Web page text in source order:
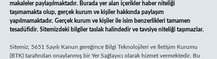
makaleler paylaşılmaktadır. Burada yer alan içerikler haber niteliği
taşımamakta olup, gerçek kurum ve kişiler hakkında paylaşım
yapılmamaktadır. Gerçek kurum ve kişiler ile isim benzerlikleri tamamen
tesadüfidir. Sitemizdeki bilgiler taslak halindedir ve tavsiye niteliği taşımazlar.
Sitemiz, 5651 Sayılı Kanun gereğince Bilgi Teknolojileri ve İletişim Kurumu
(BTK) tarafından onaylanmış bir Yer Sağlayıcı olarak hizmet vermektedir. Bu